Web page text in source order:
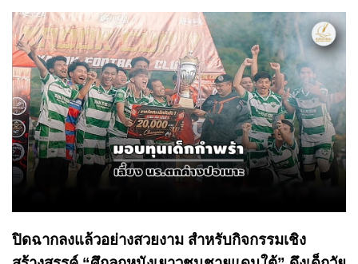
ปิดฉากลงแล้วอย่างสวยงาม สำหรับกิจกรรมเชิง